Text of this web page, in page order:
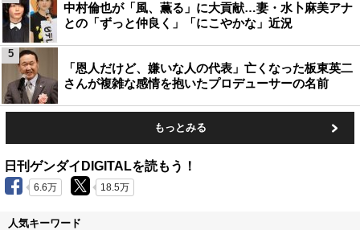
中村倫也が「風、薫る」に大貢献…妻・水卜麻美アナ
との「ずっと仲良く」「にこやかな」近況
「恩人だけど、嫌いな人の代表」亡くなった板東英二
さんが複雑な感情を抱いたプロデューサーの名前
5
もっとみる
日刊ゲンダイDIGITALを読もう！
6.6万 18.5万
人気キーワード